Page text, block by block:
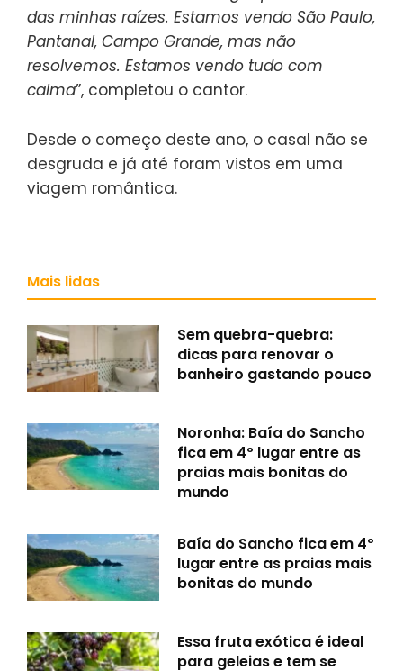
das minhas raízes. Estamos vendo São Paulo,
Pantanal, Campo Grande, mas não
resolvemos. Estamos vendo tudo com
calma”, completou o cantor.
Desde o começo deste ano, o casal não se
desgruda e já até foram vistos em uma
viagem romântica.
Mais lidas
Sem quebra-quebra:
dicas para renovar o
banheiro gastando pouco
Noronha: Baía do Sancho
fica em 4º lugar entre as
praias mais bonitas do
mundo
Baía do Sancho fica em 4º
lugar entre as praias mais
bonitas do mundo
Essa fruta exótica é ideal
para geleias e tem se